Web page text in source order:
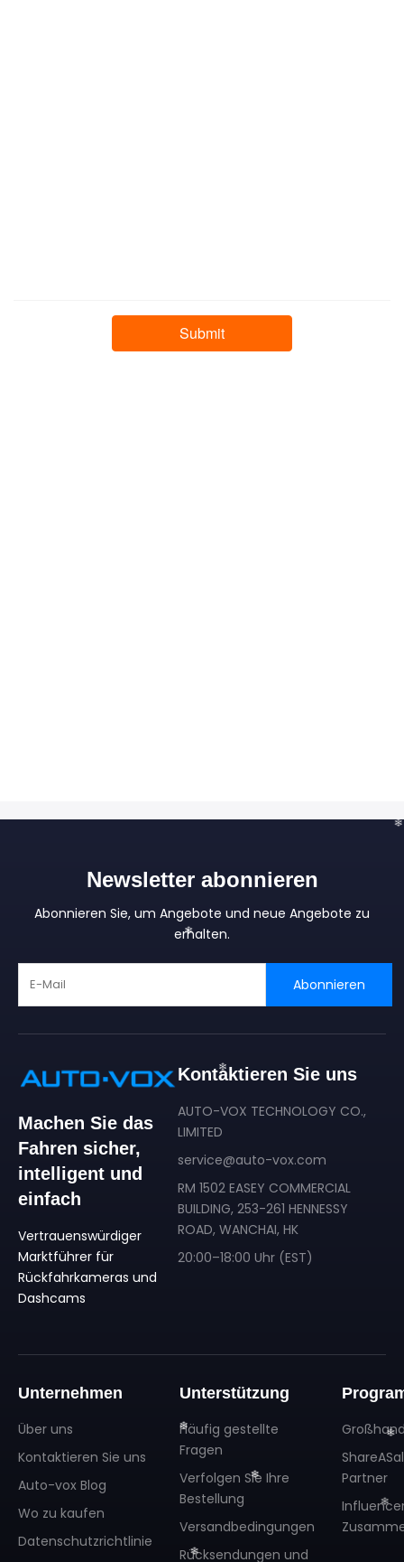
Newsletter abonnieren
Abonnieren Sie, um Angebote und neue Angebote zu
erhalten.
Abonnieren
Machen Sie das
Fahren sicher,
intelligent und
einfach
Vertrauenswürdiger
Marktführer für
Rückfahrkameras und
Dashcams
Kontaktieren Sie uns
AUTO-VOX TECHNOLOGY CO.,
LIMITED
service@auto-vox.com
RM 1502 EASEY COMMERCIAL
BUILDING, 253-261 HENNESSY
ROAD, WANCHAI, HK
20:00–18:00 Uhr (EST)
Unternehmen
Über uns
Kontaktieren Sie uns
Auto-vox Blog
Wo zu kaufen
Datenschutzrichtlinie
Unterstützung
Häufig gestellte
Fragen
Verfolgen Sie Ihre
Bestellung
Versandbedingungen
Rücksendungen und
Partner
❄